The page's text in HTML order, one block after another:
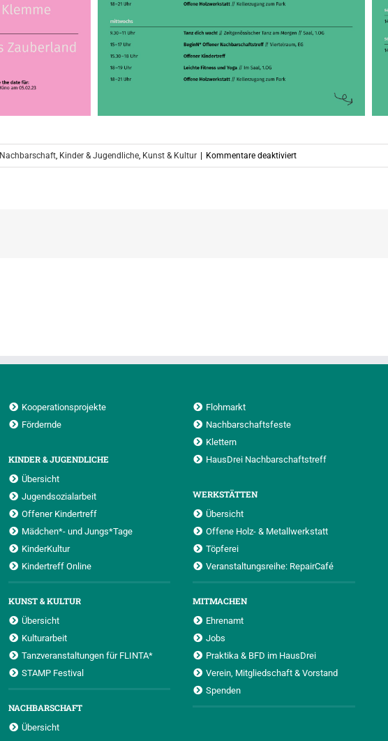
Nachbarschaft, Kinder & Jugendliche, Kunst & Kultur Kommentare deaktiviertfür
Willkommen
Kooperationsprojekte
Fördernde
KINDER & JUGENDLICHE
Übersicht
Jugendsozialarbeit
Offener Kindertreff
Mädchen*- und Jungs*Tage
KinderKultur
Kindertreff Online
KUNST & KULTUR
Übersicht
Kulturarbeit
Tanzveranstaltungen für FLINTA*
STAMP Festival
NACHBARSCHAFT
Übersicht
Flohmarkt
Nachbarschaftsfeste
Klettern
HausDrei Nachbarschaftstreff
WERKSTÄTTEN
Übersicht
Offene Holz- & Metallwerkstatt
Töpferei
Veranstaltungsreihe: RepairCafé
MITMACHEN
Ehrenamt
Jobs
Praktika & BFD im HausDrei
Verein, Mitgliedschaft & Vorstand
Spenden